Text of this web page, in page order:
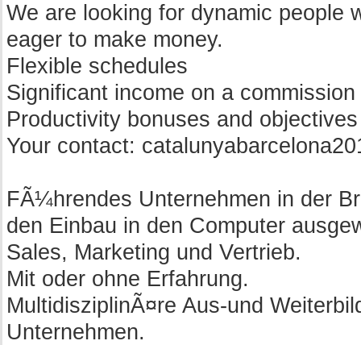
We are looking for dynamic people
eager to make money.
Flexible schedules
Significant income on a
Productivity bonuses and objectives
Your contact:
FÃ¼hrendes Unternehmen in der
den Einbau in den Computer
Sales, Marketing und Vertrieb.
Mit oder ohne Erfahrung.
MultidisziplinÃ¤re Aus-und
Unternehmen.